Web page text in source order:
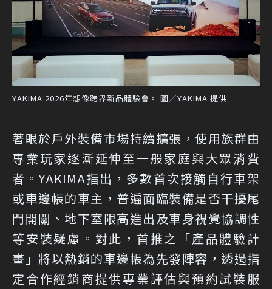
YAKIMA 2026年想像跨界新品體驗會。 圖／YAKIMA 提供
著眼於戶外裝備市場持續擴張，使用族群由
專業玩家逐漸延伸至一般家庭與大眾消費
者。YAKIMA指出，多數首次接觸自行車架
或車邊帳的車主，普遍面臨裝備是否干擾尾
門開關、地下室限高進出及車身視覺協調性
等安裝疑慮。對此，首推之「產品體驗計
畫」將以熱銷的車邊帳為先發陣容，透過指
定合作經銷商提供專業評估與預約試裝服